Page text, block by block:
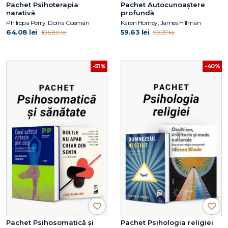
Pachet Psihoterapia
narativă
Philippa Perry, Doina Cosman
64.08 lei 106.80 lei
Pachet Autocunoaștere
profundă
Karen Horney, James Hillman
59.63 lei 99.37 lei
-51%
Pachet Psihosomatică și
-40%
Pachet Psihologia religiei